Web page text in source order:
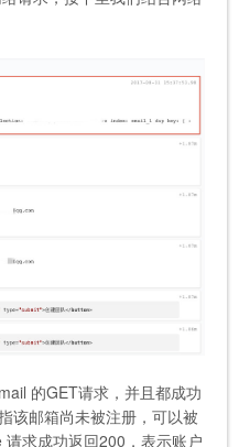
的GET请求，并且都成功
该邮箱尚未被注册，可以被
请求成功返回200，表示账户